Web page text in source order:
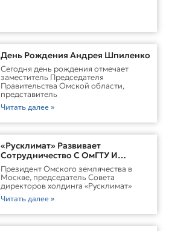
День Рождения Андрея Шпиленко
Cегодня день рождения отмечает
заместитель Председателя
Правительства Омской области,
представитель
Читать далее »
«Русклимат» Развивает
Сотрудничество С ОмГТУ И
Участвует В Обновлении
Городской Среды Омска
Президент Омского землячества в
Москве, председатель Совета
директоров холдинга «Русклимат»
Читать далее »